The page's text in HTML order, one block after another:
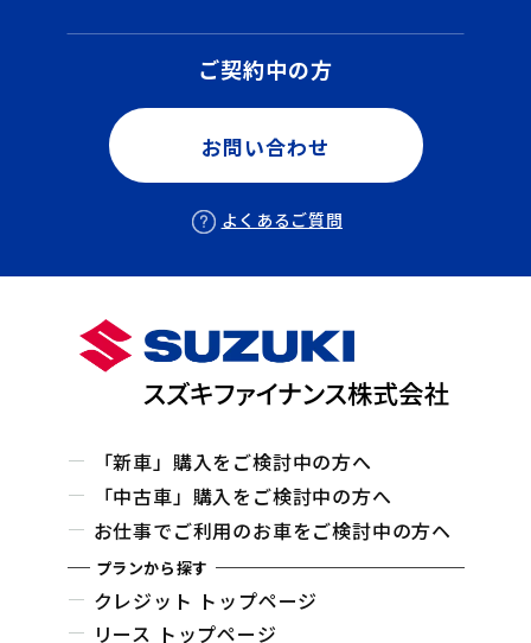
ご契約中の方
お問い合わせ
よくあるご質問
「新車」購入をご検討中の方へ
「中古車」購入をご検討中の方へ
お仕事でご利用のお車をご検討中の方ヘ
プランから探す
クレジット トップページ
リース トップページ